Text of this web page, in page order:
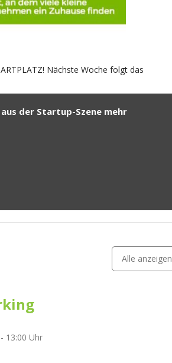
Nächste Woche folgt das
der Startup-Szene mehr
Alle anzeigen
13:00 Uhr